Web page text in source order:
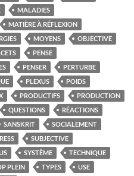
MALADIES
MATIÈRE À RÉFLEXION
MOYENS
OBJECTIVE
PENSE
PENSER
PERTURBE
PLEXUS
POIDS
PRODUCTIFS
PRODUCTION
QUESTIONS
RÉACTIONS
SANSKRIT
SOCIALEMENT
SUBJECTIVE
SYSTÈME
TECHNIQUE
PLEIN TYPES
USE